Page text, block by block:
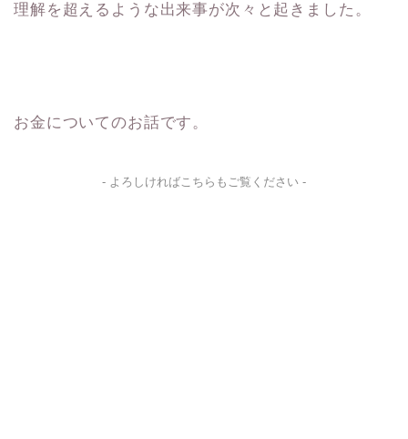
理解を超えるような出来事が次々と起きました。
お金についてのお話です。
- よろしければこちらもご覧ください -